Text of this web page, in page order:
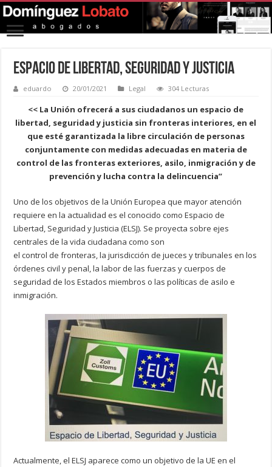
Espacio de Libertad, Seguridad y Justicia
eduardo 20/01/2021 Legal 304 Lecturas
<< La Unión ofrecerá a sus ciudadanos un espacio de
libertad, seguridad y justicia sin fronteras interiores, en el
que esté garantizada la libre circulación de personas
conjuntamente con medidas adecuadas en materia de
control de las fronteras exteriores, asilo, inmigración y de
prevención y lucha contra la delincuencia”
Uno de los objetivos de la Unión Europea que mayor atención
requiere en la actualidad es el conocido como Espacio de
Libertad, Seguridad y Justicia (ELSJ). Se proyecta sobre ejes
centrales de la vida ciudadana como son
el control de fronteras, la jurisdicción de jueces y tribunales en los
órdenes civil y penal, la labor de las fuerzas y cuerpos de
seguridad de los Estados miembros o las políticas de asilo e
inmigración.
Actualmente, el ELSJ aparece como un objetivo de la UE en el